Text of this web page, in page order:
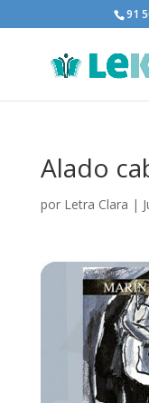
91
Alado
por Letra Clara |